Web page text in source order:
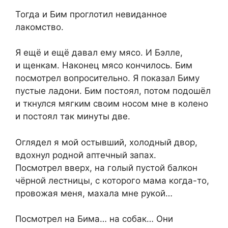
Тогда и Бим проглотил невиданное
лакомство.
Я ещё и ещё давал ему мясо. И Бэлле,
и щенкам. Наконец мясо кончилось. Бим
посмотрел вопросительно. Я показал Биму
пустые ладони. Бим постоял, потом подошёл
и ткнулся мягким своим носом мне в колено
и постоял так минуты две.
Оглядел я мой остывший, холодный двор,
вдохнул родной аптечный запах.
Посмотрел вверх, на голый пустой балкон
чёрной лестницы, с которого мама когда-то,
провожая меня, махала мне рукой…
Посмотрел на Бима… на собак… Они